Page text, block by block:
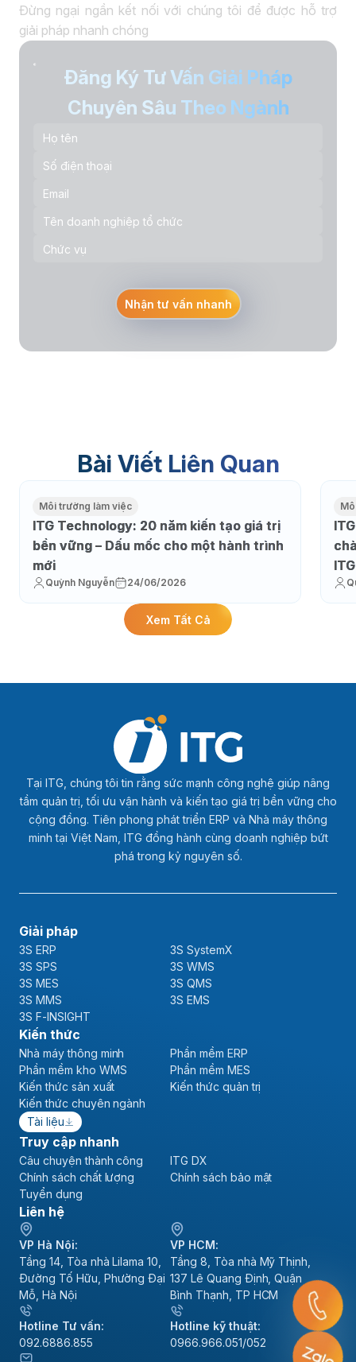
Đừng ngại ngần kết nối với chúng tôi để được hỗ trợ
giải pháp nhanh chóng
Đăng Ký Tư Vấn Giải Pháp
Chuyên Sâu Theo Ngành
Nhận tư vấn nhanh
Bài Viết Liên Quan
Môi trường làm việc
ITG Technology: 20 năm kiến tạo giá trị
bền vững – Dấu mốc cho một hành trình
mới
Quỳnh Nguyễn 24/06/2026
ITG
Xem Tất Cả
Tại ITG, chúng tôi tin rằng sức mạnh công nghệ giúp nâng
tầm quản trị, tối ưu vận hành và kiến tạo giá trị bền vững cho
cộng đồng. Tiên phong phát triển ERP và Nhà máy thông
minh tại Việt Nam, ITG đồng hành cùng doanh nghiệp bứt
phá trong kỷ nguyên số.
Giải pháp
3S ERP
3S SystemX
3S SPS
3S WMS
3S MES
3S QMS
3S MMS
3S EMS
3S F-INSIGHT
Kiến thức
Nhà máy thông minh
Phần mềm ERP
Phần mềm kho WMS
Phần mềm MES
Kiến thức sản xuất
Kiến thức quản trị
Kiến thức chuyên ngành
Tài liệu
Truy cập nhanh
Câu chuyện thành công
ITG DX
Chính sách chất lượng
Chính sách bảo mật
Tuyển dụng
Liên hệ
VP Hà Nội:
Tầng 14, Tòa nhà Lilama 10,
Đường Tố Hữu, Phường Đại
Mỗ, Hà Nội
VP HCM:
Tầng 8, Tòa nhà Mỹ Thịnh,
137 Lê Quang Định, Quận
Bình Thạnh, TP HCM
Hotline Tư vấn:
092.6886.855
Hotline kỹ thuật:
0966.966.051/052